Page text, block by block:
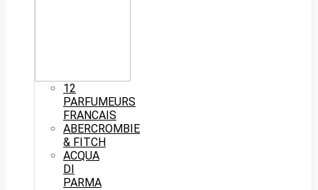
12
PARFUMEURS
FRANCAIS
ABERCROMBIE
& FITCH
ACQUA
DI
PARMA